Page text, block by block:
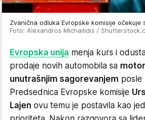
Zvanična odluka Evropske komisije očekuje
Foto: Alexandros Michailidis /
Evropska unija menja kurs i
prodaje novih automobila sa
unutrašnjim sagorevanjem posle
Predsednica Evropske komisije
Lajen ovu temu je postavila kao